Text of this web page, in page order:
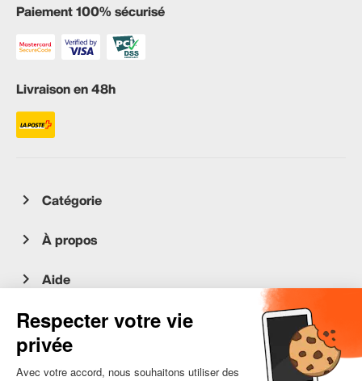
Paiement 100% sécurisé
Livraison en 48h
Catégorie
À propos
Aide
Service client
occasion.migros.mobile@recommerce.com